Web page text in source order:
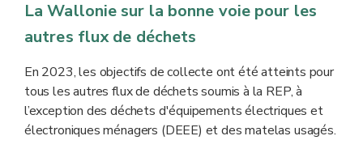
La Wallonie sur la bonne voie pour les
autres flux de déchets
En 2023, les objectifs de collecte ont été atteints pour
tous les autres flux de déchets soumis à la REP, à
l’exception des déchets d'équipements électriques et
électroniques ménagers (DEEE) et des matelas usagés.